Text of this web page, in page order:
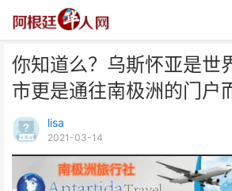
你知道么？乌斯怀亚是世
市更是通往南极洲的门户
lisa
2021-03-14
你知道么？乌斯怀亚是世界最